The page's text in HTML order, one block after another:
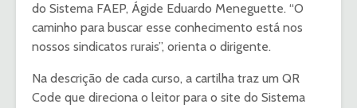
do Sistema FAEP, Ágide Eduardo Meneguette. “O
caminho para buscar esse conhecimento está nos
nossos sindicatos rurais”, orienta o dirigente.
Na descrição de cada curso, a cartilha traz um QR
Code que direciona o leitor para o site do Sistema